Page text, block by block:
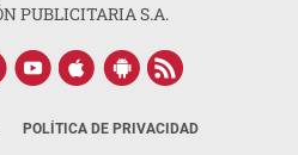
PUBLICITARIA S.A.
POLÍTICA DE PRIVACIDAD